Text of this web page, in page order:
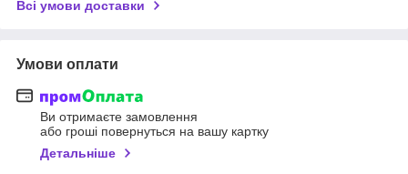
Всі умови доставки
Умови оплати
Ви отримаєте замовлення
або гроші повернуться на вашу картку
Детальніше